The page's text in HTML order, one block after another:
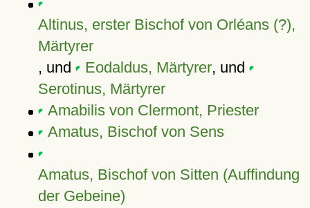
Altinus, erster Bischof von Orléans (?),
Märtyrer
, und
Eodaldus, Märtyrer, und
Serotinus, Märtyrer
Amabilis von Clermont, Priester
Amatus, Bischof von Sens
Amatus, Bischof von Sitten (Auffindung
der Gebeine)